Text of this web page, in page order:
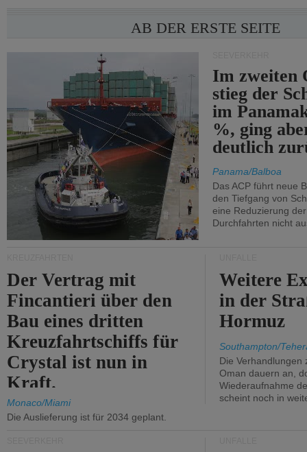
AB DER ERSTE SEITE
Im zweiten
stieg der
im
%, ging
deutlich
Panama/Balboa
Das ACP führt neue
den Tiefgang von
eine Reduzierung
Durchfahrten nicht
Der Vertrag mit
Fincantieri über den
Bau eines dritten
Kreuzfahrtschiffs für
Crystal ist nun in
Kraft.
Monaco/Miami
Die Auslieferung ist für 2034 geplant.
Weitere
in der
Hormuz
Southampton/
Die Verhandlungen
Oman dauern an,
Wiederaufnahme
scheint noch in